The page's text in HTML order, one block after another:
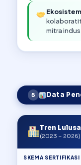
kolaboratif
mitra
5 Data
Tren
(2023 – 2026)
SKEMA SERTIFIKASI